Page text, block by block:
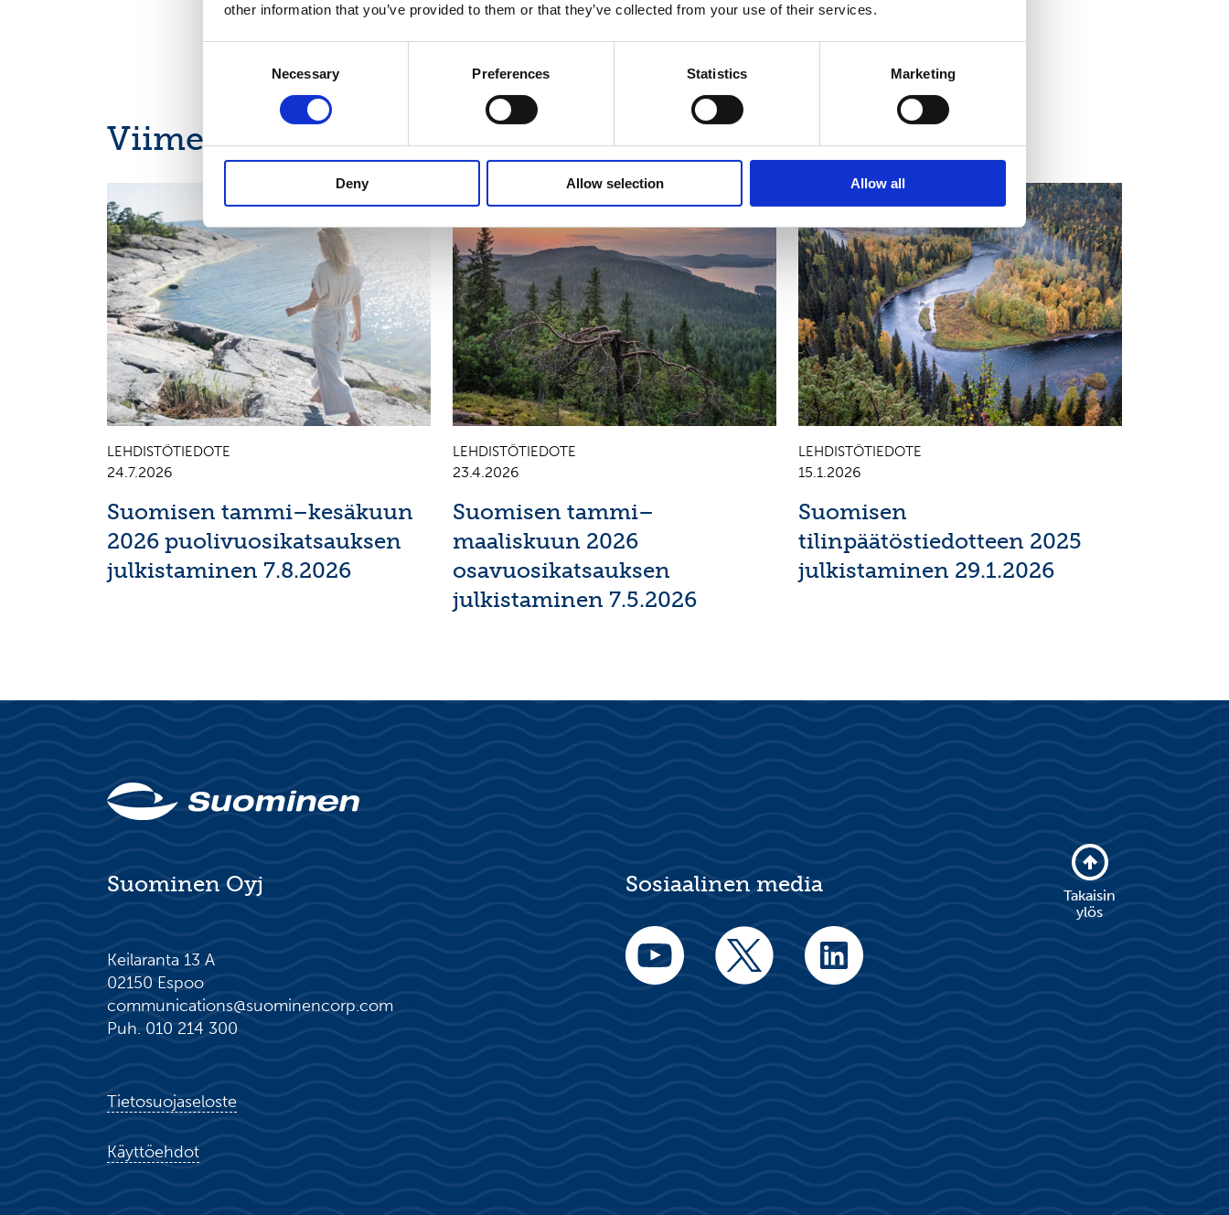
other information that you’ve provided to them or that they’ve collected from your use of their services.
Necessary Preferences Statistics Marketing
Deny Allow selection Allow all
Viimeisimmät uutiset
LEHDISTÖTIEDOTE
24.7.2026
Suomisen tammi–kesäkuun
2026 puolivuosikatsauksen
julkistaminen 7.8.2026
LEHDISTÖTIEDOTE
23.4.2026
Suomisen tammi–
maaliskuun 2026
osavuosikatsauksen
julkistaminen 7.5.2026
LEHDISTÖTIEDOTE
15.1.2026
Suomisen
tilinpäätöstiedotteen 2025
julkistaminen 29.1.2026
Suominen Oyj
Keilaranta 13 A
02150 Espoo
communications@suominencorp.com
Puh. 010 214 300
Tietosuojaseloste
Käyttöehdot
Sosiaalinen media
Takaisin
ylös